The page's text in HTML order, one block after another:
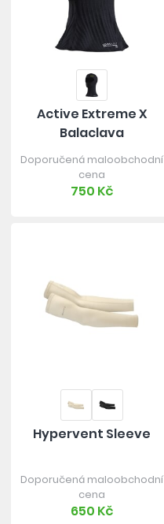
Active Extreme X
Balaclava
Doporučená maloobchodní
cena
750 Kč
Hypervent Sleeve
Doporučená maloobchodní
cena
650 Kč